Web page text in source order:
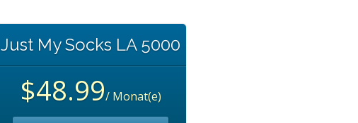
Just My Socks LA 5000
$48.99/ Monat(e)